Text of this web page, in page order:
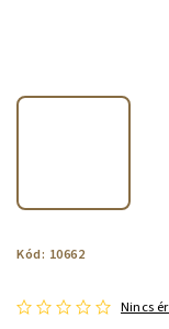
Kód: 10662
Nincs